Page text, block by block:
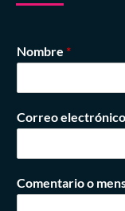
Nombre *
Correo electrónico
Comentario o